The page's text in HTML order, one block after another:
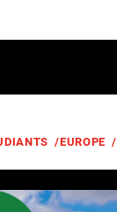
/EUROPE /